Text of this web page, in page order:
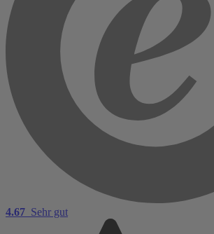
4.67 Sehr gut